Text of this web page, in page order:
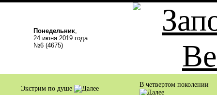
Понедельник,
24 июня 2019 года
№6 (4675)
Экстрим по душе
В четвертом поколении